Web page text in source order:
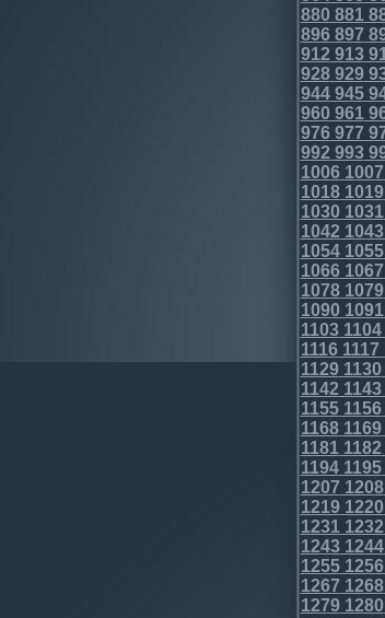
880881
896897
912 913
928929
944945
960961
976977
992 993
10061007
10181019
10301031
1042 1043
10541055
10661067
10781079
10901091
11031104
11161117
11291130
1142 1143
11551156
11681169
11811182
11941195
1207 1208
12191220
12311232
12431244
12551256
1267 1268
12791280